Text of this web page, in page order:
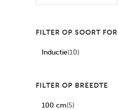
FILTER OP SOORT
Inductie(10)
FILTER OP BREEDTE
100 cm(5)